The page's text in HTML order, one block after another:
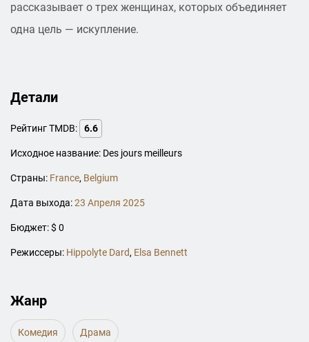
рассказывает о трех женщинах, которых объединяет
одна цель — искупление.
Детали
Рейтинг TMDB: 6.6
Исходное название: Des jours meilleurs
Страны: France, Belgium
Дата выхода:23 Апреля 2025
Бюджет: $ 0
Режиссеры: Hippolyte Dard, Elsa Bennett
Жанр
Комедия Драма